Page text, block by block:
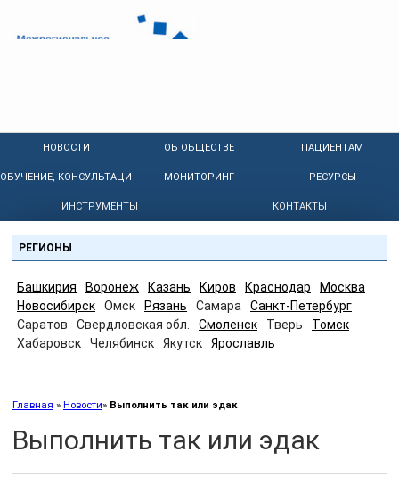
НОВОСТИ ОБ ОБЩЕСТВЕ ПАЦИЕНТАМ
ОБУЧЕНИЕ, КОНСУЛЬТАЦИИ МОНИТОРИНГ РЕСУРСЫ
ИНСТРУМЕНТЫ КОНТАКТЫ
РЕГИОНЫ
Башкирия Воронеж Казань Киров Краснодар
Москва
Новосибирск
Омск Рязань Самара
Санкт-Петербург
Саратов
Свердловская обл. Смоленск Тверь
Томск
Хабаровск
Челябинск Якутск Ярославль
Главная » Новости» Выполнить так или эдак
Выполнить так или эдак